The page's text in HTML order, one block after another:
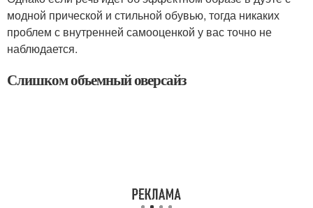
модной прической и стильной обувью, тогда никаких
проблем с внутренней самооценкой у вас точно не
наблюдается.
Слишком объемный оверсайз